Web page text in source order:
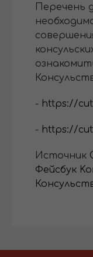
Перечень
- https://
- https://
Источник
Фейсбук